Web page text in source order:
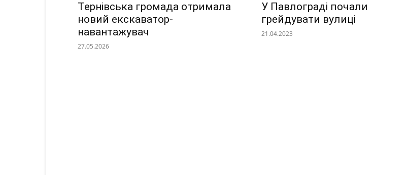
Тернівська громада отримала
новий екскаватор-
навантажувач
27.05.2026
У Павлограді почали
грейдувати вулиці
21.04.2023